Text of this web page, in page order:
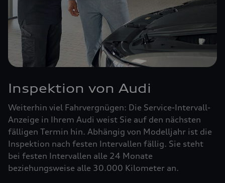
Inspektion von Audi
Weiterhin viel Fahrvergnügen: Die Service-Intervall-
Anzeige in Ihrem Audi weist Sie auf den nächsten
fälligen Termin hin. Abhängig von Modelljahr ist die
Inspektion nach festen Intervallen fällig. Sie steht
bei festen Intervallen alle 24 Monate
beziehungsweise alle 30.000 Kilometer an.